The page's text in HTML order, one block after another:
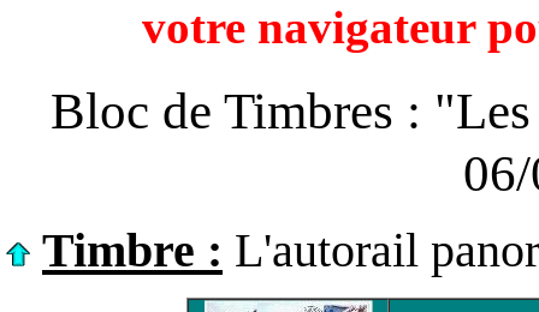
votre navigateur
Bloc de Timbres :
Timbre : L'autorail